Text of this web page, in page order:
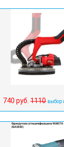
740 руб. 1110 выбор